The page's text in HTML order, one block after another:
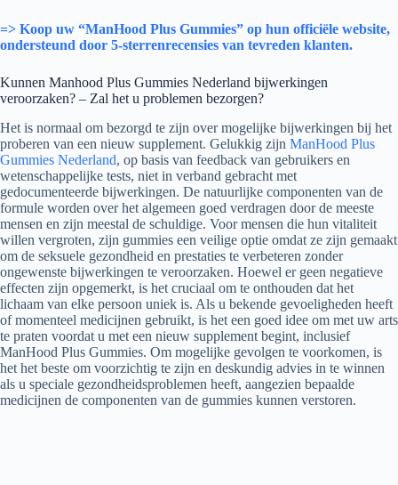
=> Koop uw “ManHood Plus Gummies” op hun officiële website,
ondersteund door 5-sterrenrecensies van tevreden klanten.
Kunnen Manhood Plus Gummies Nederland bijwerkingen
veroorzaken? – Zal het u problemen bezorgen?
Het is normaal om bezorgd te zijn over mogelijke bijwerkingen bij het
proberen van een nieuw supplement. Gelukkig zijn ManHood Plus
Gummies Nederland, op basis van feedback van gebruikers en
wetenschappelijke tests, niet in verband gebracht met
gedocumenteerde bijwerkingen. De natuurlijke componenten van de
formule worden over het algemeen goed verdragen door de meeste
mensen en zijn meestal de schuldige. Voor mensen die hun vitaliteit
willen vergroten, zijn gummies een veilige optie omdat ze zijn gemaakt
om de seksuele gezondheid en prestaties te verbeteren zonder
ongewenste bijwerkingen te veroorzaken. Hoewel er geen negatieve
effecten zijn opgemerkt, is het cruciaal om te onthouden dat het
lichaam van elke persoon uniek is. Als u bekende gevoeligheden heeft
of momenteel medicijnen gebruikt, is het een goed idee om met uw arts
te praten voordat u met een nieuw supplement begint, inclusief
ManHood Plus Gummies. Om mogelijke gevolgen te voorkomen, is
het het beste om voorzichtig te zijn en deskundig advies in te winnen
als u speciale gezondheidsproblemen heeft, aangezien bepaalde
medicijnen de componenten van de gummies kunnen verstoren.